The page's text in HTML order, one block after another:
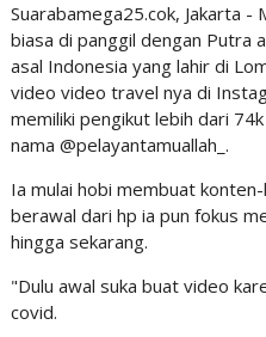
Suarabamega25.cok, Jakarta -
biasa di panggil dengan Putra
asal Indonesia yang lahir di
video video travel nya di
memiliki pengikut lebih dari
nama @pelayantamuallah_.
Ia mulai hobi membuat
berawal dari hp ia pun fokus
hingga sekarang.
"Dulu awal suka buat video
covid.